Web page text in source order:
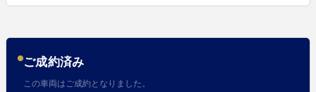
ご成約済み
この車両はご成約となりました。